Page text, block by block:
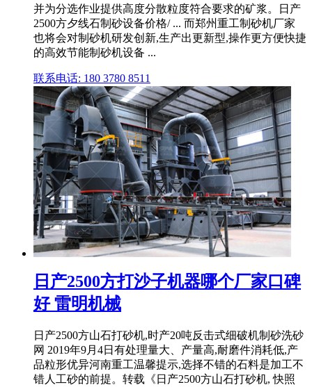
并为分选作业提供高度分散粒度符合要求的矿浆。日产
2500方夕线石制砂设备价格/ ... 而郑州重工制砂机厂家
也将会对制砂机研发创新,生产出更新型,操作更方便快捷
的高效节能制砂机设备 ...
联系电话: 180 3780 8511
日产2500方打沙子机器哪个厂家口碑
好 雷明机械
日产2500方山石打砂机,时产20吨反击式细破机制砂洗砂
网 2019年9月4日有处理量大、产量高,耐磨件消耗低,产
品粒形优异河南重工温馨提示,选择不错的石料是加工不
错人工砂的前提。转载《日产2500方山石打砂机, 快照